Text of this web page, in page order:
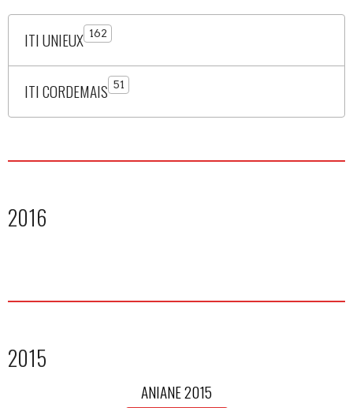
ITI UNIEUX 162
ITI CORDEMAIS 51
2016
2015
ANIANE 2015